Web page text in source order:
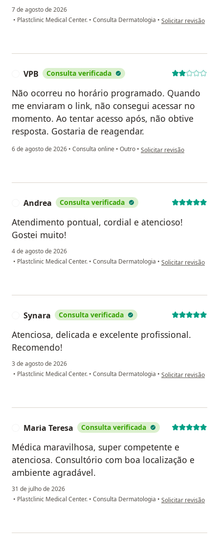
7 de agosto de 2026
• Plastclinic Medical Center. • Consulta Dermatologia • na opinião do
Solicitar revisão
VPB Consulta verificada
Não ocorreu no horário programado. Quando
me enviaram o link, não consegui acessar no
momento. Ao tentar acesso após, não obtive
resposta. Gostaria de reagendar.
6 de agosto de 2026 • Consulta online • Outro • na opinião do utilizador VPB
Solicitar revisão
Andrea Consulta verificada
Atendimento pontual, cordial e atencioso!
Gostei muito!
4 de agosto de 2026
• Plastclinic Medical Center. • Consulta Dermatologia • na opinião do
Solicitar revisão
Synara Consulta verificada
Atenciosa, delicada e excelente profissional.
Recomendo!
3 de agosto de 2026
• Plastclinic Medical Center. • Consulta Dermatologia • na opinião do
Solicitar revisão
Maria Teresa Consulta verificada
Médica maravilhosa, super competente e
atenciosa. Consultório com boa localização e
ambiente agradável.
31 de julho de 2026
• Plastclinic Medical Center. • Consulta Dermatologia • na opinião do
Solicitar revisão